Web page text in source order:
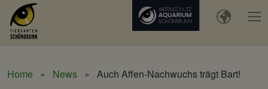
Home News Auch Affen-Nachwuchs trägt Bart!